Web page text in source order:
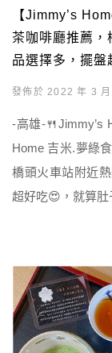
【Jimmy’s
茶咖啡廳推薦，
品選擇多，擺盤
發佈於 2022 年 3 月
-高雄-
Home 吉米.夢綠
橋頭火車站附近
超好吃😍，就算